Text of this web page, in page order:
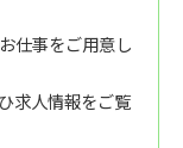
仕事をご用意し
求人情報をご覧